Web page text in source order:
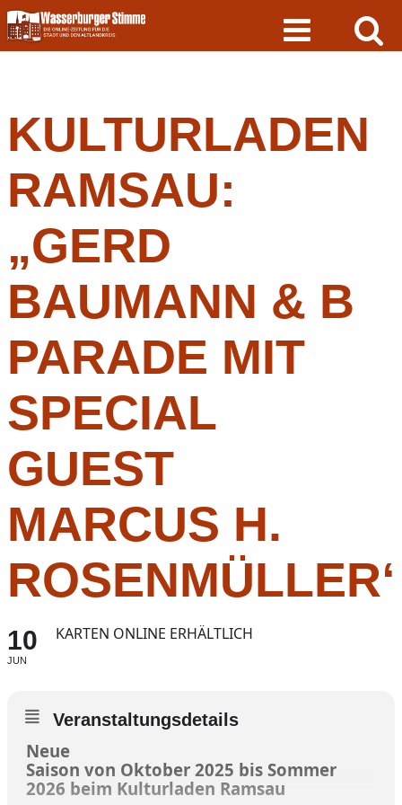
Skip
to
content
KULTURLADEN
RAMSAU:
„GERD
BAUMANN & B
PARADE MIT
SPECIAL
GUEST
MARCUS H.
10
JUN
KARTEN ONLINE ERHÄLTLICH
Veranstaltungsdetails
Neue
Saison von Oktober 2025 bis Sommer
2026 beim Kulturladen Ramsau